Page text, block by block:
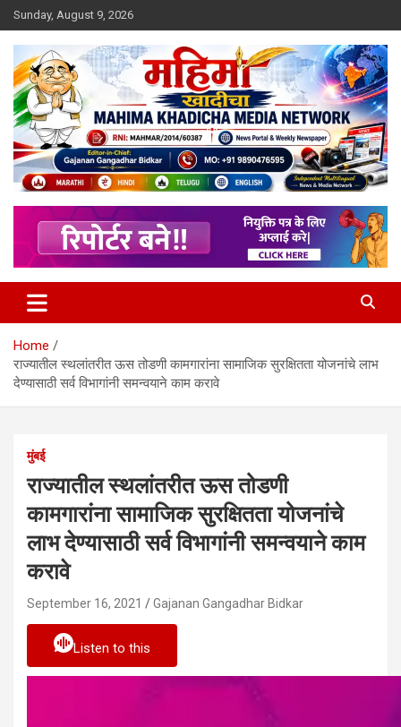
Skip
to
content
Sunday, August 9, 2026
Mahimakhadicha
Home
राज्यातील स्थलांतरीत ऊस तोडणी कामगारांना सामाजिक सुरक्षितता योजनांचे लाभ
देण्यासाठी सर्व विभागांनी समन्वयाने काम करावे
मुंबई
राज्यातील स्थलांतरीत ऊस तोडणी
कामगारांना सामाजिक सुरक्षितता योजनांचे
लाभ देण्यासाठी सर्व विभागांनी समन्वयाने काम
करावे
September 16, 2021 Gajanan Gangadhar Bidkar
Listen to this